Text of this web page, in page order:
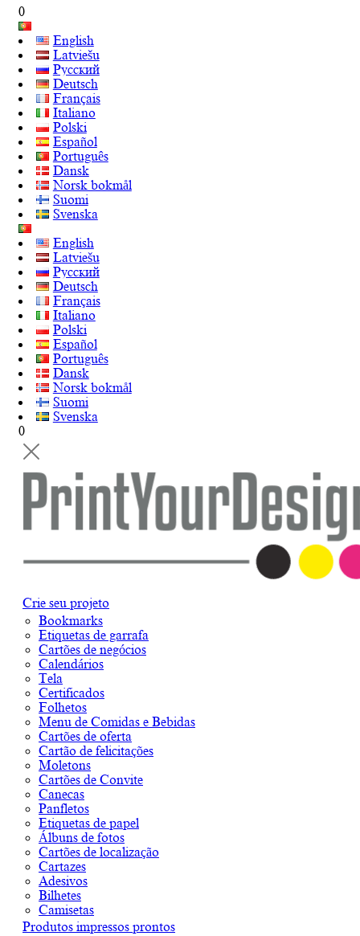
0
English
Latviešu
Русский
Deutsch
Français
Italiano
Polski
Español
Português
Dansk
Norsk bokmål
Suomi
Svenska
English
Latviešu
Русский
Deutsch
Français
Italiano
Polski
Español
Português
Dansk
Norsk bokmål
Suomi
Svenska
0
Crie seu projeto
Bookmarks
Etiquetas de garrafa
Cartões de negócios
Calendários
Tela
Certificados
Folhetos
Menu de Comidas e Bebidas
Cartões de oferta
Cartão de felicitações
Moletons
Cartões de Convite
Canecas
Panfletos
Etiquetas de papel
Álbuns de fotos
Cartões de localização
Cartazes
Adesivos
Bilhetes
Camisetas
Produtos impressos prontos